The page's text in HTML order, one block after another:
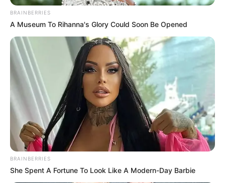
(foto: instagram/bebytsabina)
arrow_forward_ios Baca selengkapnya
BRAINBERRIES
A Museum To Rihanna's Glory Could Soon Be Opened
BRAINBERRIES
She Spent A Fortune To Look Like A Modern-Day Barbie